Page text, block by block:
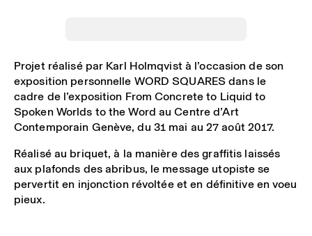
Projet réalisé par Karl Holmqvist à l’occasion de son
exposition personnelle WORD SQUARES dans le
cadre de l’exposition From Concrete to Liquid to
Spoken Worlds to the Word au Centre d’Art
Contemporain Genève, du 31 mai au 27 août 2017.
Réalisé au briquet, à la manière des graffitis laissés
aux plafonds des abribus, le message utopiste se
pervertit en injonction révoltée et en définitive en voeu
pieux.